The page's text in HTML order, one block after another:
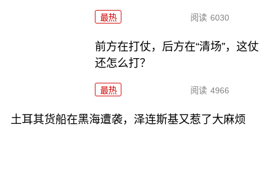
最热 阅读 6030
前方在打仗，后方在“清场”，这仗
还怎么打？
最热 阅读 4966
土耳其货船在黑海遭袭，泽连斯基又惹了大麻烦